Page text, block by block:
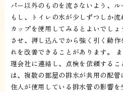
パー以外のものを流さないよう、ル
もし、トイレの水が少しずつしか
カップを使用してみるとよいでし
させ、押し込んでから強く引く動
れを改善できることがあります。
理会社に連絡し、点検を依頼する
は、複数の部屋の排水が共用の配
住人が使用している排水管の影響